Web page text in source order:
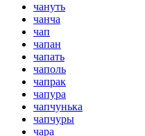
чануть
чанча
чап
чапан
чапать
чаполь
чапрак
чапура
чапчунька
чапчуры
чара